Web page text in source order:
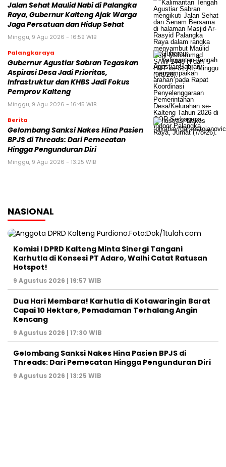
Jalan Sehat Maulid Nabi di Palangka
Raya, Gubernur Kalteng Ajak Warga
Jaga Persatuan dan Hidup Sehat
Minggu, 9 Agu 2026 - 16:59 WIB
Palangkaraya
Gubernur Agustiar Sabran Tegaskan
Aspirasi Desa Jadi Prioritas,
Infrastruktur dan KHBS Jadi Fokus
Pemprov Kalteng
Minggu, 9 Agu 2026 - 16:45 WIB
Berita
Gelombang Sanksi Nakes Hina Pasien
BPJS di Threads: Dari Pemecatan
Hingga Pengunduran Diri
Minggu, 9 Agu 2026 - 13:25 WIB
NASIONAL
Komisi I DPRD Kalteng Minta Sinergi Tangani
Karhutla di Konsesi PT Adaro, Walhi Catat Ratusan
Hotspot!
9 Agustus 2026 | 19:57 WIB
Dua Hari Membara! Karhutla di Kotawaringin Barat
Capai 10 Hektare, Pemadaman Terhalang Angin
Kencang
9 Agustus 2026 | 17:30 WIB
Gelombang Sanksi Nakes Hina Pasien BPJS di
Threads: Dari Pemecatan Hingga Pengunduran Diri
9 Agustus 2026 | 13:25 WIB